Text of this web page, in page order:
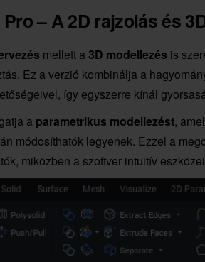
–A 2D rajzolás és
mellett a 3D modellezés is
Ez a verzió kombinálja a
így egyszerre kínál
a parametrikus modellezést,
módosíthatók legyenek. Ezzel a
miközben a szoftver intuitív